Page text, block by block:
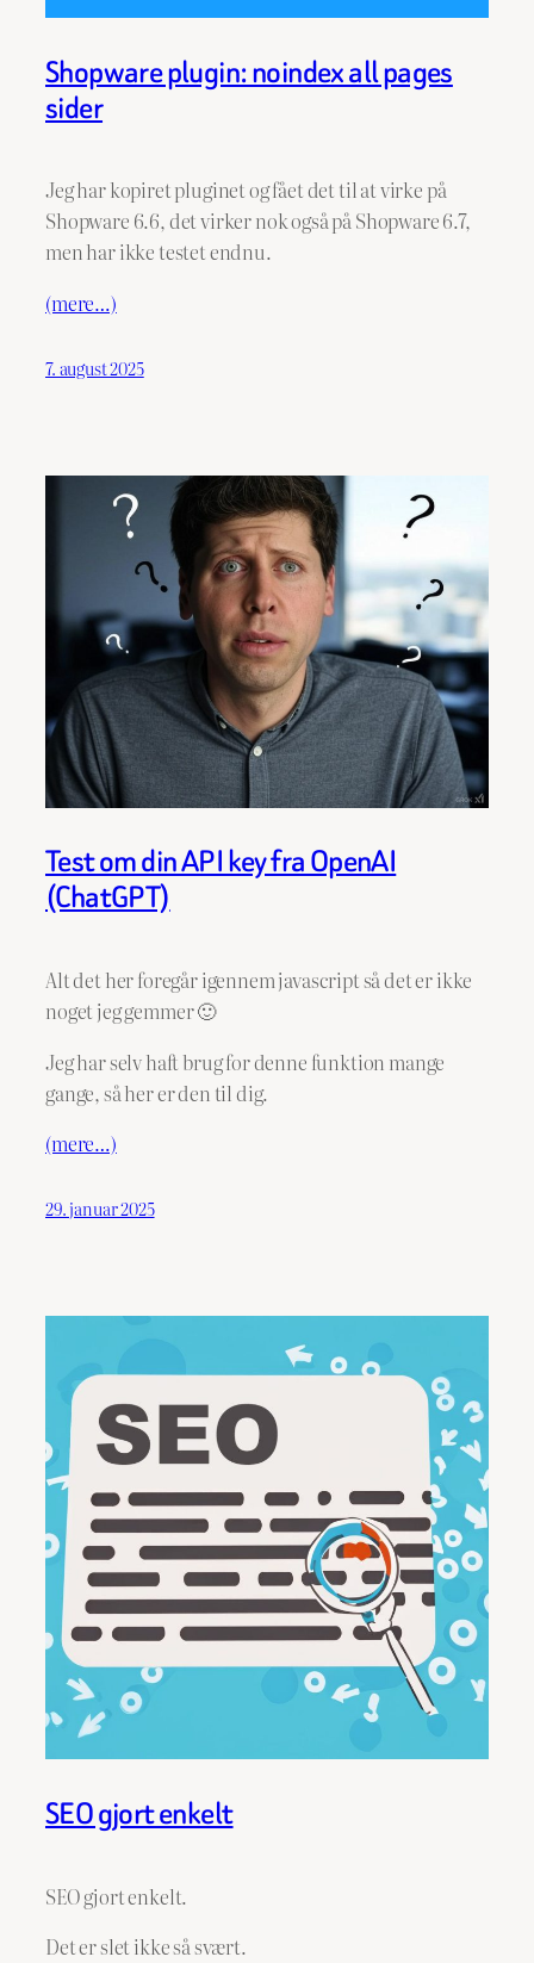
Shopware plugin: noindex all pages
sider
Jeg har kopiret pluginet og fået det til at virke på
Shopware 6.6, det virker nok også på Shopware 6.7,
men har ikke testet endnu.
(mere…)
7. august 2025
Test om din API key fra OpenAI
(ChatGPT)
Alt det her foregår igennem javascript så det er ikke
noget jeg gemmer 🙂
Jeg har selv haft brug for denne funktion mange
gange, så her er den til dig.
(mere…)
29. januar 2025
SEO gjort enkelt
SEO gjort enkelt.
Det er slet ikke så svært.